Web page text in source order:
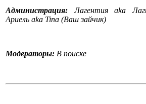
Администрация:
Лагентия aka
Ариель aka Tina (Ваш зайчик)
Модераторы: В поиске